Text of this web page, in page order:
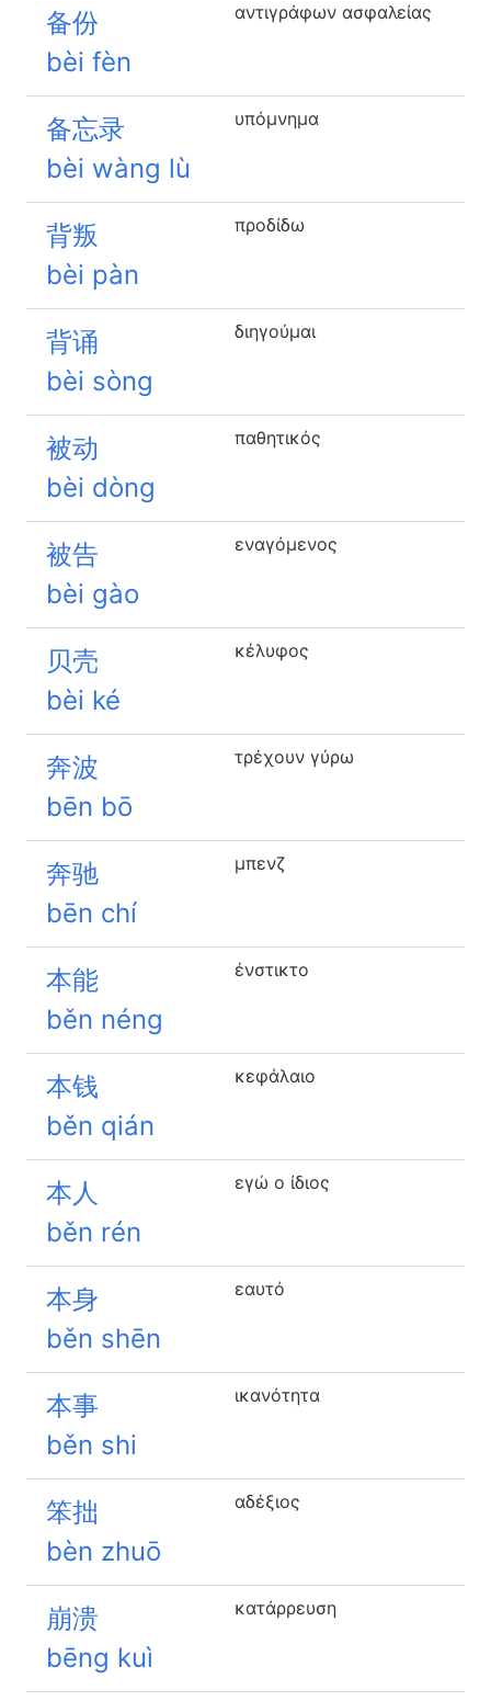
备份
bèi fèn
αντιγράφων ασφαλείας
备忘录
bèi wàng lù
υπόμνημα
背叛
bèi pàn
προδίδω
背诵
bèi sòng
διηγούμαι
被动
bèi dòng
παθητικός
被告
bèi gào
εναγόμενος
贝壳
bèi ké
κέλυφος
奔波
bēn bō
τρέχουν γύρω
奔驰
bēn chí
μπενζ
本能
běn néng
ένστικτο
本钱
běn qián
κεφάλαιο
本人
běn rén
εγώ ο ίδιος
本身
běn shēn
εαυτό
本事
běn shi
ικανότητα
笨拙
bèn zhuō
αδέξιος
崩溃
bēng kuì
κατάρρευση